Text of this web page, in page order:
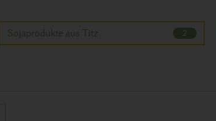
2
Sojaprodukte aus Titz